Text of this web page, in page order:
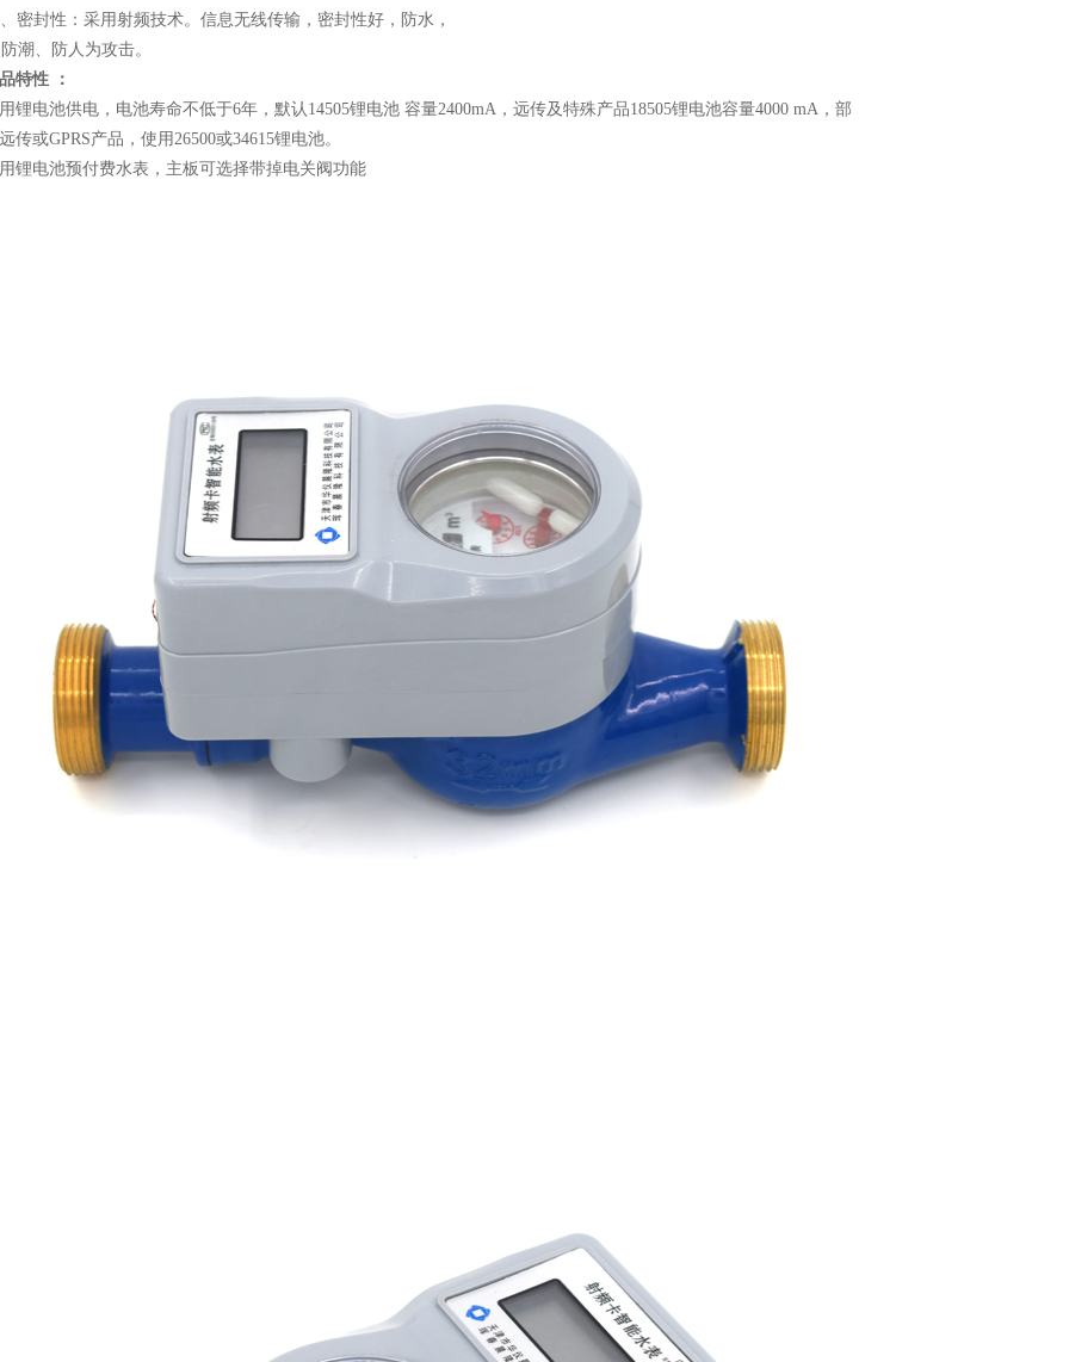
密封性：采用射频技术。信息无线传输，密封性好，防水，
、防人为攻击。
特性
：
锂电池供电，电池寿命不低于6年，默认14505锂电池 容量2400mA，远传及特殊产品18505锂电池容量4000 mA，部
传或GPRS产品，使用26500或34615锂电池。
锂电池预付费水表，主板可选择带掉电关阀功能